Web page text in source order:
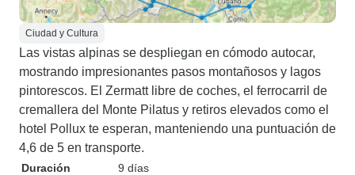
Ciudad y Cultura
Las vistas alpinas se despliegan en cómodo autocar,
mostrando impresionantes pasos montañosos y lagos
pintorescos. El Zermatt libre de coches, el ferrocarril de
cremallera del Monte Pilatus y retiros elevados como el
hotel Pollux te esperan, manteniendo una puntuación de
4,6 de 5 en transporte.
Duración
9 días